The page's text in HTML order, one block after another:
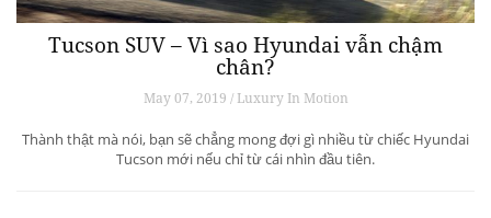
Tucson SUV – Vì sao Hyundai vẫn chậm
chân?
May 07, 2019 / Luxury In Motion
Thành thật mà nói, bạn sẽ chẳng mong đợi gì nhiều từ chiếc Hyundai
Tucson mới nếu chỉ từ cái nhìn đầu tiên.